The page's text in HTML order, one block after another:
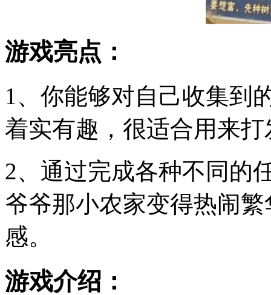
游戏亮点：
1、你能够对自己收集到
着实有趣，很适合用来
2、通过完成各种不同的
爷爷那小农家变得热闹
感。
游戏介绍：